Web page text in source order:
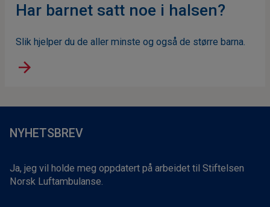
Har barnet satt noe i halsen?
Slik hjelper du de aller minste og også de større barna.
NYHETSBREV
Ja, jeg vil holde meg oppdatert på arbeidet til Stiftelsen
Norsk Luftambulanse.